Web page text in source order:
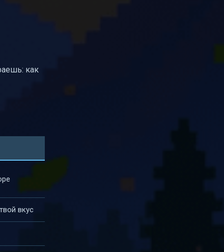
как
вкус